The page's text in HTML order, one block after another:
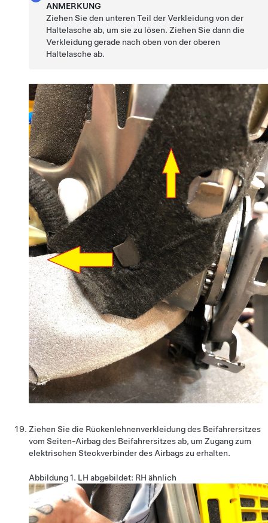
ANMERKUNG
Ziehen Sie den unteren Teil der Verkleidung von der
Haltelasche ab, um sie zu lösen. Ziehen Sie dann die
Verkleidung gerade nach oben von der oberen
Haltelasche ab.
Ziehen Sie die Rückenlehnenverkleidung des Beifahrersitzes
vom Seiten-Airbag des Beifahrersitzes ab, um Zugang zum
elektrischen Steckverbinder des Airbags zu erhalten.
Abbildung 1. LH abgebildet: RH ähnlich